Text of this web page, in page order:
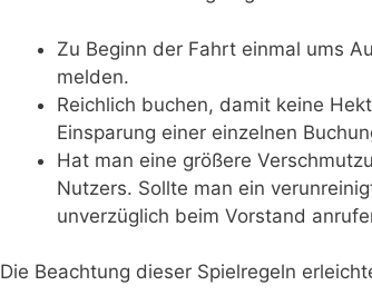
Zu Beginn der Fahrt einmal ums
melden.
Reichlich buchen, damit keine
Einsparung einer einzelnen
Hat man eine größere
Nutzers. Sollte man ein
unverzüglich beim Vorstand
Die Beachtung dieser Spielregeln